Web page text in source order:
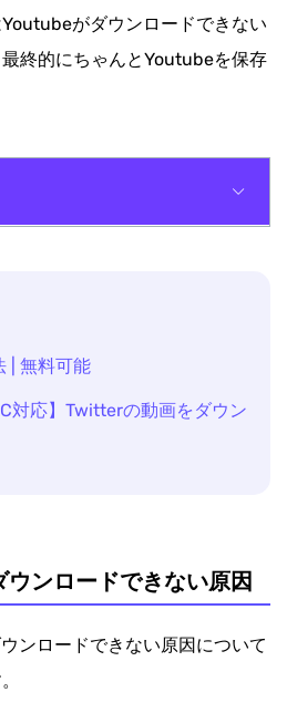
がダウンロードできない
終的にちゃんとYoutubeを保存
する手順
| 無料可能
対応】Twitterの動画をダウン
ンロードできない原因
ンロードできない原因について